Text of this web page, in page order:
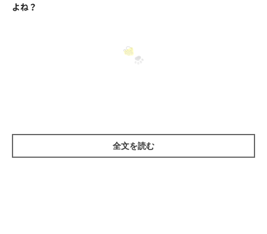
よね？
についてアンケート調査を実施しました。
全文を読む